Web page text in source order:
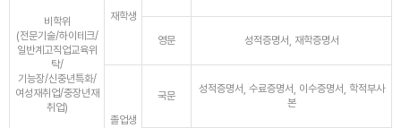
비학위
(전문기술/하이테크/
일반계고직업교육위
탁/
기능장/신중년특화/
여성재취업/중장년재
취업)
재학생
영문 성적증명서, 재학증명서
졸업생
국문
성적증명서, 수료증명서, 이수증명서, 학적부사
본